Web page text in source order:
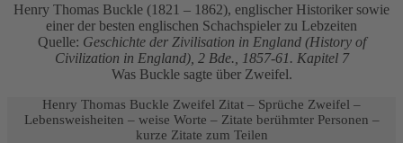
Henry Thomas Buckle (1821 – 1862), englischer Historiker sowie
einer der besten englischen Schachspieler zu Lebzeiten
Quelle: Geschichte der Zivilisation in England (History of
Civilization in England), 2 Bde., 1857-61. Kapitel 7
Was Buckle sagte über Zweifel.
Henry Thomas Buckle Zweifel Zitat – Sprüche Zweifel –
Lebensweisheiten – weise Worte – Zitate berühmter Personen –
kurze Zitate zum Teilen